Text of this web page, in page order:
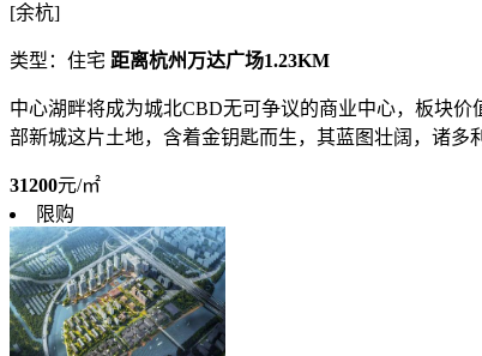
[余杭]
类型：住宅 距离杭州万达广场1.23KM
中心湖畔将成为城北CBD无可争议的商业中心，板块
部新城这片土地，含着金钥匙而生，其蓝图壮阔，诸多
31200元/㎡
限购